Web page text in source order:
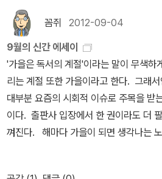
애정에 굶주린 영혼들인 것이다. 그들의
들에게 이 도시의 라일락꽃은 절망일 수
는 꽃, 시든 꽃은 빨리 떨어져야 하는데
것도 난감하다.' 책 <우리가 사랑에 빠졌
론가 하응백이 사랑하는 시를 이야기한
성복 시인의 <편지,1>에 대해 말한다. '
사랑할 때는 내가 무진무진 깊은 광맥
다'부터 생각해보자. 대개 사랑에 빠진 연
사주었다면, 내일 너는 나에게 짜장면
것은 사실의 전달이 아니라 그런 이야기
사람들로 하여금 불신을 조장해 이득을
려움은 음식에 대한 각종 정보에 귀 기울
보는 많지만 어떤 것을 습득해야 할지
다. 먹거리의 불안을 극복하는 방법은
조언이자 우리가 잘 알고 있는 그것, ‘다
하지는 말고, 과일과 채소를 많이 섭취하
면 쏟아지는 정보에 현혹되지 말자는 것
명은 바로 그의 성격”이다. “여러 우연
더불어 같이사는 것에 대해 진지하게
는 체험기인 만큼 정치인 송호창이 앞으
의 진로를 어떻게 제시해 줄지 더불어 기
오지 않는다' 처럼 배고픈것을 못참는 그
아서이기도 하다. 3. 곧 어른의 시간이 시작된다. 사람
한에 찬 얼굴로 그것을 ‘청춘’이라고 부
란스럽고, 난폭하고, 무지했던 그 시절로
었다. 아마도 그런 건 아닐까. ‘너무 아픈
을’이라고 노래한 김광석의 말처럼 너무
내가 모르는 다른 것이었을 가능성......
어른이 될것이라고 생각한다. 그러나 정
들을 억누르고 자제하기가 힘든것을 ...
그러나 자신이 해보면 또 다 그렇다. 위
고…. 사랑은 불연속적인 두 개체가 하나
당초 불가능한 일이다. 그렇지만 혼자 있
고, 외롭고, 허전하기 때문에. 그래서 하
오락가락하다가, 그 힘든 시소놀이를 하
백 ‘사랑은 다 그렇다’ 중에서 세 명의
리는 시와 사랑에 빠진 이야기. 사실 '시'
있지만 어쩐지 가을 하면 시와 잘 어울리
과 평론가의 청춘속에 자리잡고 있
번째 생일, 이제 혼자만의 파티를 시작한
꼼쥐 2012-09-04
9월의 신간 에세이
'가을은 독서의 계절'이라는 말이 무색하
리는 계절 또한 가을이라고 한다. 그래
대부분 요즘의 시회적 이슈로 주목을 받
이다. 출판사 입장에서 한 권이라도 더
껴진다. 해마다 가을이 되면 생각나는
로운 여자가 아름다워요' 이렇게 시작하